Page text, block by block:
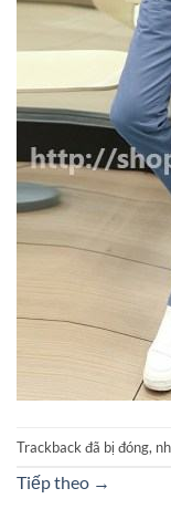
Trackback đã bị đóng,
Tiếp theo →